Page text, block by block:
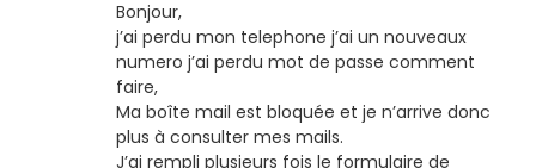
Bonjour,
j’ai perdu mon telephone j’ai un nouveaux
numero j’ai perdu mot de passe comment
faire,
Ma boîte mail est bloquée et je n’arrive donc
plus à consulter mes mails.
J’ai rempli plusieurs fois le formulaire de